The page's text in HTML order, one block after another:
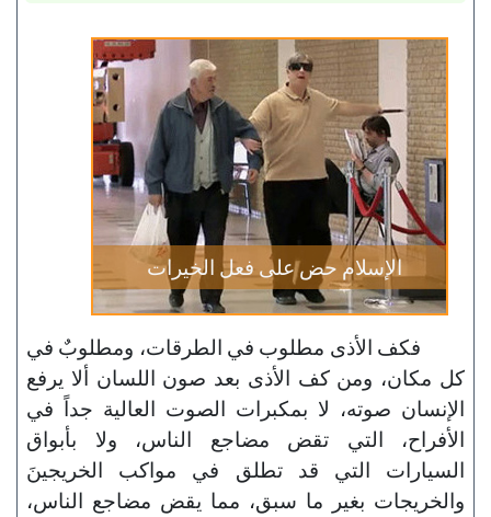
الإسلام حض على فعل الخيرات
فكف الأذى مطلوب في الطرقات، ومطلوبٌ في
كل مكان، ومن كف الأذى بعد صون اللسان ألا يرفع
الإنسان صوته، لا بمكبرات الصوت العالية جداً في
الأفراح، التي تقض مضاجع الناس، ولا بأبواق
السيارات التي قد تطلق في مواكب الخريجينَ
والخريجات بغير ما سبق، مما يقض مضاجع الناس،